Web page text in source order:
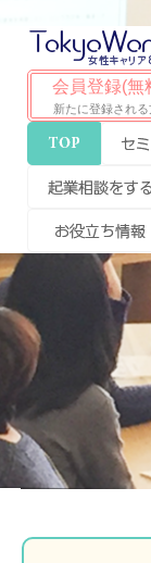
会員登録(無
新たに登録される
Top セミ
起業相談をする
お役立ち情報